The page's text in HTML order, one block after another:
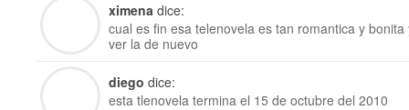
ximena dice:
cual es fin esa telenovela es tan romantica y
ver la de nuevo
diego dice:
esta tlenovela termina el 15 de octubre del 2010